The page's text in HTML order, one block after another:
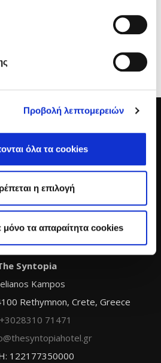
Προβολή λεπτομερειών
όλα τα cookies
η επιλογή
μόνο τα απαραίτητα cookies
S.A.
Syntopia
Kampos
Rethymnon, Crete, Greece
+3028310 71471
122177350000